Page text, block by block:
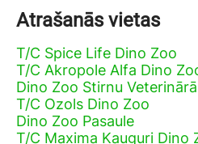
Atrašanās vietas
T/C Spice Life Dino Zoo
T/C Akropole Alfa Dino
Dino Zoo Stirnu
T/C Ozols Dino Zoo
Dino Zoo Pasaule
T/C Maxima Kauguri Dino